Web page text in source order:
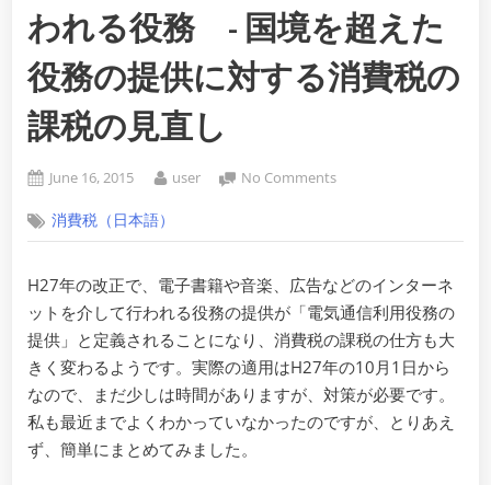
われる役務 - 国境を超えた
役務の提供に対する消費税の
課税の見直し
Posted
June 16, 2015 By
user No Commentson
書
や
音
楽、
広
告
な
ど
消費税（日本語）
H27年の改正で、電子書籍や音楽、広告などのインターネ
ットを介して行われる役務の提供が「電気通信利用役務の
提供」と定義されることになり、消費税の課税の仕方も大
きく変わるようです。実際の適用はH27年の10月1日から
なので、まだ少しは時間がありますが、対策が必要です。
私も最近までよくわかっていなかったのですが、とりあえ
ず、簡単にまとめてみました。